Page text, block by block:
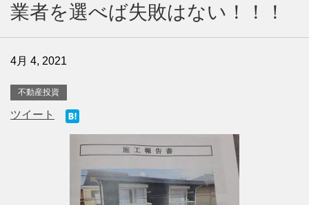
業者を選べば失敗はない！！！
4月 4, 2021
不動産投資
ツイート